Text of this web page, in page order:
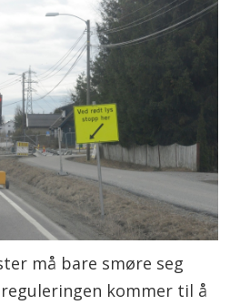
må bare smøre seg
kommer til å